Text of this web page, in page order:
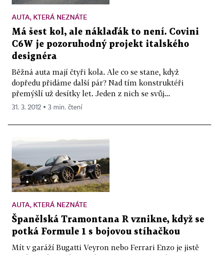
AUTA, KTERÁ NEZNÁTE
Má šest kol, ale náklaďák to není. Covini
C6W je pozoruhodný projekt italského
designéra
Běžná auta mají čtyři kola. Ale co se stane, když
dopředu přidáme další pár? Nad tím konstruktéři
přemýšlí už desítky let. Jeden z nich se svůj...
31. 3. 2012 ▪ 3 min. čtení
AUTA, KTERÁ NEZNÁTE
Španělská Tramontana R vznikne, když se
potká Formule 1 s bojovou stíhačkou
Mít v garáží Bugatti Veyron nebo Ferrari Enzo je jistě